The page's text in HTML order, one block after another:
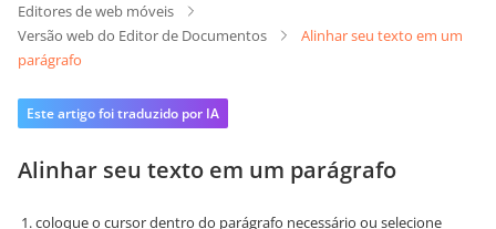
Editores de web móveis
Versão web do Editor de Documentos
Alinhar seu texto em um
parágrafo
Este artigo foi traduzido por IA
Alinhar seu texto em um parágrafo
coloque o cursor dentro do parágrafo necessário ou selecione